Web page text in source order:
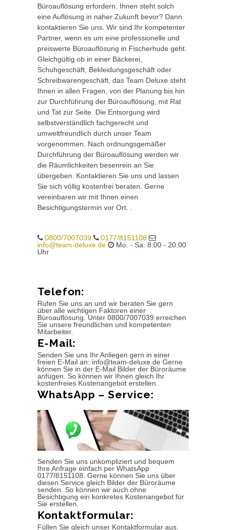
Büroauflösung erfordern. Ihnen steht solch
eine Auflösung in naher Zukunft bevor? Dann
kontaktieren Sie uns. Wir sind Ihr kompetenter
Partner, wenn es um eine professionelle und
preiswerte Büroauflösung in Fischerhude geht.
Gleichgültig ob in einer Bäckerei,
Schuhgeschäft, Bekleidungsgeschäft oder
Schreibwarengeschäft, das Team Deluxe steht
Ihnen in allen Fragen, von der Planung bis hin
zur Durchführung der Büroauflösung, mit Rat
und Tat zur Seite. Die Entsorgung wird
selbstverständlich fachgerecht und
umweltfreundlich durch unser Team
vorgenommen. Nach ordnungsgemäßer
Durchführung der Büroauflösung werden wir
die Räumlichkeiten besenrein an Sie
übergeben. Kontaktieren Sie uns und lassen
Sie sich völlig kostenfrei beraten. Gerne
vereinbaren wir mit Ihnen einen
Besichtigungstermin vor Ort. .
0800/7007039
0177/8151108
info@team-deluxe.de
Mo. - Sa. 8:00 - 20:00
Uhr
Telefon:
Rufen Sie uns an und wir beraten Sie gern
über alle wichtigen Faktoren einer
Büroauflösung. Unter 0800/7007039 erreichen
Sie unsere freundlichen und kompetenten
Mitarbeiter.
E-Mail:
Senden Sie uns Ihr Anliegen gern in einer
freien E-Mail an: info@team-deluxe.de Gerne
können Sie in der E-Mail Bilder der Büroräume
anfügen. So können wir Ihnen gleich Ihr
kostenfreies Kostenangebot erstellen.
WhatsApp – Service:
Senden Sie uns unkompliziert und bequem
Ihre Anfrage einfach per WhatsApp
0177/8151108. Gerne können Sie uns über
diesen Service gleich Bilder der Büroräume
senden. So können wir auch ohne
Besichtigung ein konkretes Kostenangebot für
Sie erstellen.
Kontaktformular:
Füllen Sie gleich unser Kontaktformular aus.